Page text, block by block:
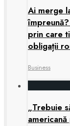
Ai merge
prin care
obligații
Business
„Trebuie